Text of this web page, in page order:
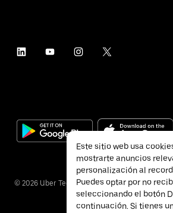
© 2026 Uber Technologies Inc.
Este sitio web usa
mostrarte anuncios
personalización al
Puedes optar por no
seleccionando el botón
continuación. Si tienes